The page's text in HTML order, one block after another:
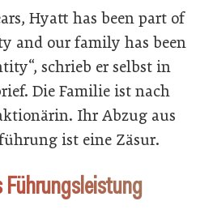
Hyatt has been part of
and our family has been
schrieb er selbst in
Die Familie ist nach
Ihr Abzug aus
ist eine Zäsur.
Führungsleistung